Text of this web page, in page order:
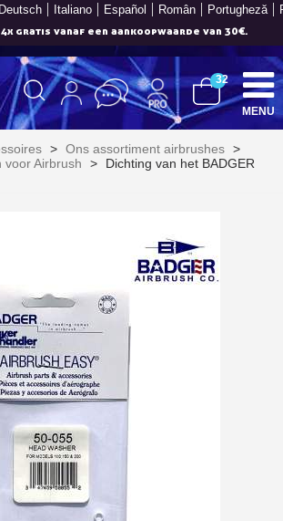
Deutsch Italiano Español Român Portugheză
gratis vanaf een aankoopwaarde van 30€.
je in voor de nieuwsbrief: €5 korting
binnen 48-72 uur in Nederland
gratis vanaf een aankoopwaarde van 30€.
offerte in minder dan 1 minuut
creaties en ontvang shopping vouchers
loyaliteitspunten bij elke bestelling
producten binnen 14 dagen
5€ korting op de eerste bestelling
voucher voor elke verwijzing
je in voor de nieuwsbrief: €5 korting
32
MENU
> Ons assortiment airbrushes >
voor Airbrush
>
Dichting van het BADGER